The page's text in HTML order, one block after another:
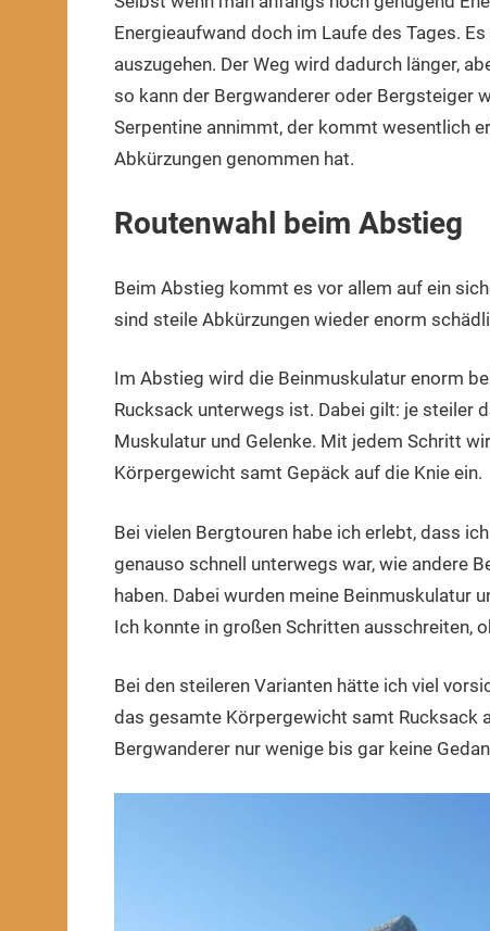
Energieaufwand doch im Laufe des Tages.
auszugehen. Der Weg wird dadurch länger,
so kann der Bergwanderer oder Bergsteiger
Serpentine annimmt, der kommt wesentlich
Abkürzungen genommen hat.
Routenwahl beim Abstieg
Beim Abstieg kommt es vor allem auf ein
sind steile Abkürzungen wieder enorm
Im Abstieg wird die Beinmuskulatur enorm
Rucksack unterwegs ist. Dabei gilt: je steiler
Muskulatur und Gelenke. Mit jedem Schritt
Körpergewicht samt Gepäck auf die Knie ein.
Bei vielen Bergtouren habe ich erlebt, dass
genauso schnell unterwegs war, wie andere
haben. Dabei wurden meine Beinmuskulatur
Ich konnte in großen Schritten ausschreiten,
Bei den steileren Varianten hätte ich viel
das gesamte Körpergewicht samt Rucksack
Bergwanderer nur wenige bis gar keine